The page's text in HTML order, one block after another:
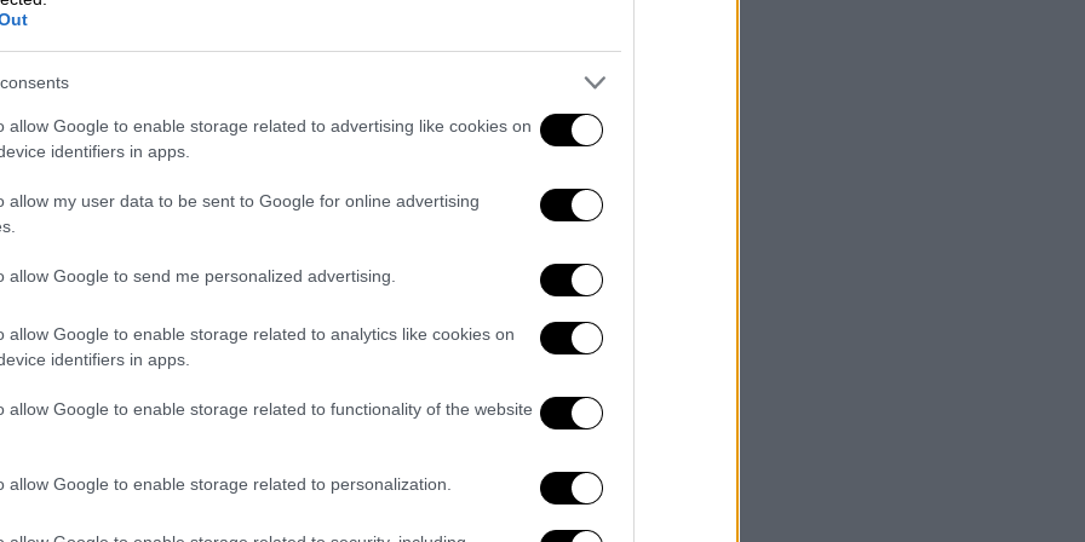
allow Google to enable storage related to advertising like cookies on
identifiers in apps.
allow my user data to be sent to Google for online advertising
allow Google to send me personalized advertising.
allow Google to enable storage related to analytics like cookies on
identifiers in apps.
allow Google to enable storage related to functionality of the website
allow Google to enable storage related to personalization.
κέντρο.
καπνό. Εκείνη τη στιγμή, όσοι
και υγειονομικές ομάδες
έχασαν τη ζωή τους από την πυρκαγιά,
αυτούς σοβαρά.